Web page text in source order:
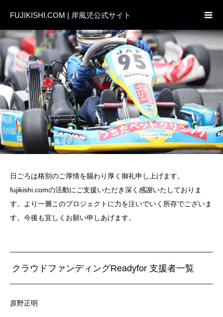
FUJIKISHI.COM | 岸風児公式サイト
日ごろは格別のご厚情を賜わり厚く御礼申し上げます。
fujikishi.comの活動にご支援いただき深く感謝いたしておりま
す。より一層このプロジェクトに力を注いでいく所存でございま
す。今後も宜しくお願い申しあげます。
クラウドファンディングReadyfor 支援者一覧
原野正明